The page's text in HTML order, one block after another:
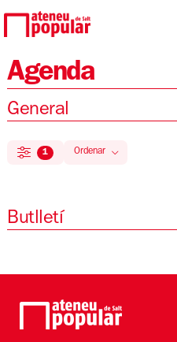
Agenda
General
Filtrar
1 Ordenar
Butlletí